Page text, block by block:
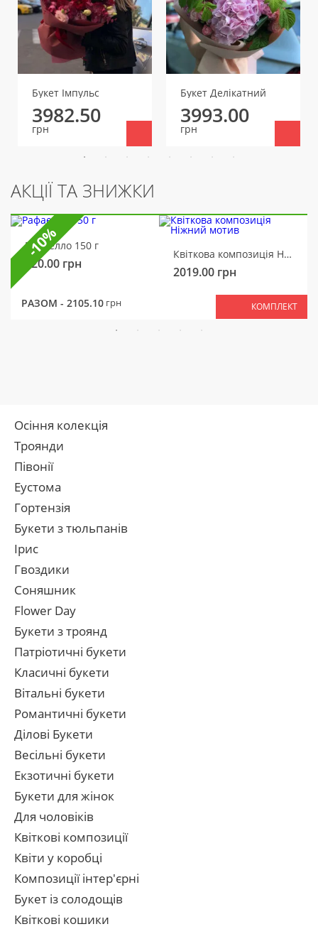
Букет Імпульс
3982.50
грн
Букет Делікатний
3993.00
грн
АКЦІЇ ТА ЗНИЖКИ
Рафаелло 150 г
320.00 грн
Квіткова композиція Ніжний мотив
2019.00 грн
РАЗОМ - 2105.10 грн КОМПЛЕКТ
-10%
Осіння колекція
Троянди
Півонії
Еустома
Гортензія
Букети з тюльпанів
Ірис
Гвоздики
Соняшник
Flower Day
Букети з троянд
Патріотичні букети
Класичні букети
Вітальні букети
Романтичні букети
Ділові Букети
Весільні букети
Екзотичні букети
Букети для жінок
Для чоловіків
Квіткові композиції
Квіти у коробці
Композиції інтер'єрні
Букет із солодощів
Квіткові кошики